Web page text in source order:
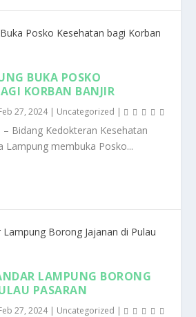
BUKA POSKO
KORBAN BANJIR
27, 2024| Uncategorized |
– Bidang Kedokteran Kesehatan
Lampung membuka Posko...
LAMPUNG BORONG
PASARAN
27, 2024| Uncategorized |